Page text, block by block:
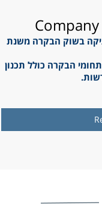
בשוק הבקרה משנת
הבקרה כולל תכנון